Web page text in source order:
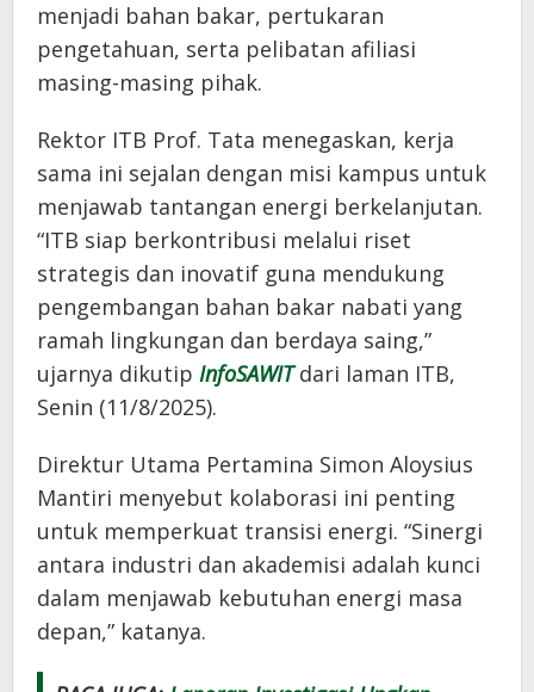
menjadi bahan bakar, pertukaran
pengetahuan, serta pelibatan afiliasi
masing-masing pihak.
Rektor ITB Prof. Tata menegaskan, kerja
sama ini sejalan dengan misi kampus untuk
menjawab tantangan energi berkelanjutan.
“ITB siap berkontribusi melalui riset
strategis dan inovatif guna mendukung
pengembangan bahan bakar nabati yang
ramah lingkungan dan berdaya saing,”
ujarnya dikutip InfoSAWITdari laman ITB,
Senin (11/8/2025).
Direktur Utama Pertamina Simon Aloysius
Mantiri menyebut kolaborasi ini penting
untuk memperkuat transisi energi. “Sinergi
antara industri dan akademisi adalah kunci
dalam menjawab kebutuhan energi masa
depan,” katanya.